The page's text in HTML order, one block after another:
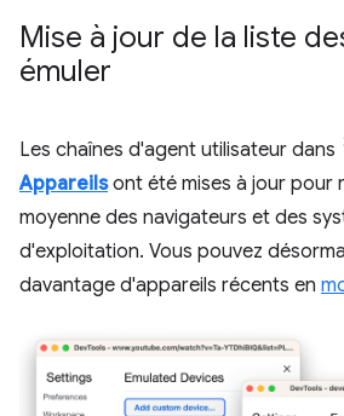
Mise à jour de la liste
émuler
Les chaînes d'agent utilisateur dans
Appareilsont été mises à jour pour
moyenne des navigateurs et des
d'exploitation. Vous pouvez
davantage d'appareils récents en